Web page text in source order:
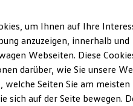
Golf
um Ihnen auf Ihre
anzuzeigen, innerhalb und
Webseiten. Diese
darüber, wie Sie unsere
welche Seiten Sie am meisten
sich auf der Seite bewegen.